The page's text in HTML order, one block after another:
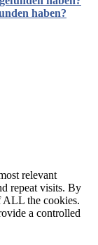
haben?
relevant
repeat visits. By
ALL the cookies.
a controlled